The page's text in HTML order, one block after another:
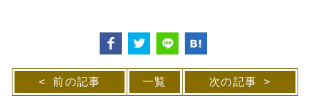
前の記事 一覧 次の記事